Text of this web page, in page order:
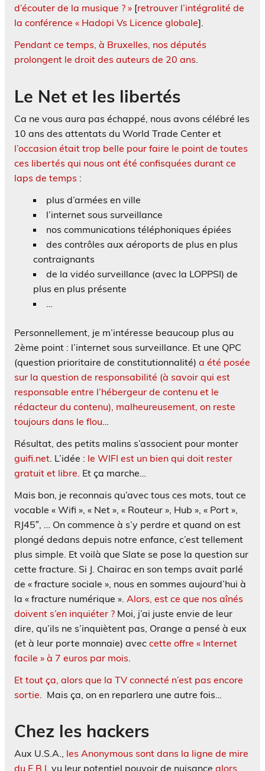
d’écouter de la musique ? » [retrouver l’intégralité de
la conférence « Hadopi Vs Licence globale].
Pendant ce temps, à Bruxelles, nos députés
prolongent le droit des auteurs de 20 ans.
Le Net et les libertés
Ca ne vous aura pas échappé, nous avons célébré les
10 ans des attentats du World Trade Center et
l’occasion était trop belle pour faire le point de toutes
ces libertés qui nous ont été confisquées durant ce
laps de temps :
plus d’armées en ville
l’internet sous surveillance
nos communications téléphoniques épiées
des contrôles aux aéroports de plus en plus
contraignants
de la vidéo surveillance (avec la LOPPSI) de
plus en plus présente
Personnellement, je m’intéresse beaucoup plus au
2ème point : l’internet sous surveillance. Et une QPC
(question prioritaire de constitutionnalité) a été posée
sur la question de responsabilité (à savoir qui est
responsable entre l’hébergeur de contenu et le
rédacteur du contenu), malheureusement, on reste
toujours dans le flou
Résultat, des petits malins s’associent pour monter
guifi.net . L’idée : le WIFI est un bien qui doit rester
gratuit et libre. Et ça marche…
Mais bon, je reconnais qu’avec tous ces mots, tout ce
vocable « Wifi », « Net », « Routeur », Hub », « Port »,
RJ45″, … On commence à s’y perdre et quand on est
plongé dedans depuis notre enfance, c’est tellement
plus simple. Et voilà que Slate se pose la question sur
cette fracture. Si J. Chairac en son temps avait parlé
de « fracture sociale », nous en sommes aujourd’hui à
la « fracture numérique ». Alors, est ce que nos aînés
doivent s’en inquiéter ? Moi, j’ai juste envie de leur
dire, qu’ils ne s’inquiètent pas, Orange a pensé à eux
(et à leur porte monnaie) avec cette offre « Internet
facile » à 7 euros par mois
Et tout ça, alors que la TV connecté n’est pas encore
sortie . Mais ça, on en reparlera une autre fois…
Chez les hackers
Aux U.S.A., les Anonymous sont dans la ligne de mire
du F.B.I. vu leur potentiel pouvoir de nuisance alors